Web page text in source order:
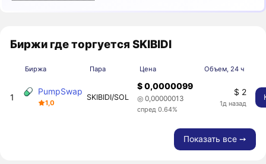
Биржи где торгуется SKIBIDI
Биржа Пара Цена Объем, 24 ч
1
PumpSwap
1,0
SKIBIDI/SOL
$ 0,0000099
◎ 0,00000013
спред 0.64%
$ 2
1д назад
Показать все ➙